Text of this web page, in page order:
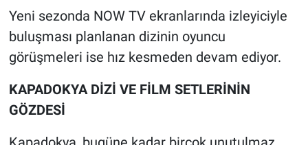
Yeni sezonda NOW TV ekranlarında izleyiciyle
buluşması planlanan dizinin oyuncu
görüşmeleri ise hız kesmeden devam ediyor.
KAPADOKYA DİZİ VE FİLM SETLERİNİN
GÖZDESİ